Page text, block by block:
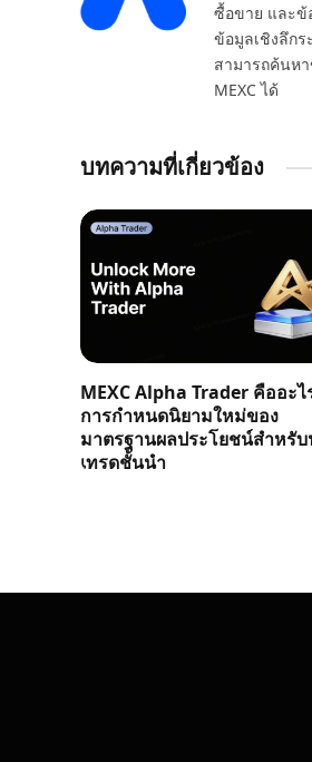
ซื้อขาย และข้
ข้อมูลเชิงลึก
สามารถค้นหา
MEXC ได้
บทความที่เกี่ยวข้อง
MEXC Alpha Trader คืออะไ
การกำหนดนิยามใหม่ของ
มาตรฐานผลประโยชน์สำหรั
เทรดชั้นนำ